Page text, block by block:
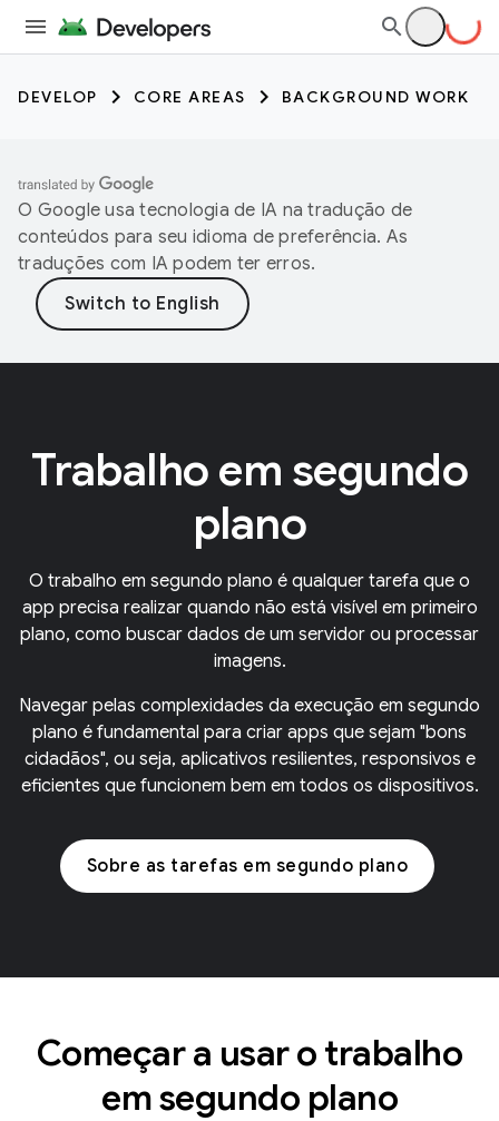
DEVELOP CORE AREAS BACKGROUND WORK
O Google usa tecnologia de IA na tradução de
conteúdos para seu idioma de preferência. As
traduções com IA podem ter erros.
Trabalho em segundo
plano
O trabalho em segundo plano é qualquer tarefa que o
app precisa realizar quando não está visível em primeiro
plano, como buscar dados de um servidor ou processar
imagens.
Navegar pelas complexidades da execução em segundo
plano é fundamental para criar apps que sejam "bons
cidadãos", ou seja, aplicativos resilientes, responsivos e
eficientes que funcionem bem em todos os dispositivos.
Sobre as tarefas em segundo plano
Começar a usar o trabalho
em segundo plano